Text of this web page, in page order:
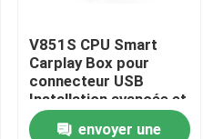
V851S CPU Smart
Carplay Box pour
connecteur USB
Installation avancée et
conviviale
envoyer une